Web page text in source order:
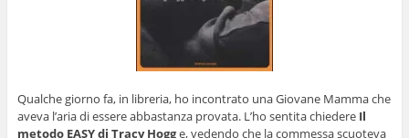
Qualche giorno fa, in libreria, ho incontrato una Giovane Mamma che
aveva l’aria di essere abbastanza provata. L’ho sentita chiedere Il
metodo EASY di Tracy Hogge, vedendo che la commessa scuoteva